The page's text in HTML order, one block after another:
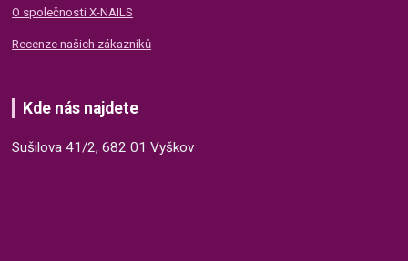
O společnosti X-NAILS
Recenze našich zákazníků
Kde nás najdete
Sušilova 41/2, 682 01 Vyškov